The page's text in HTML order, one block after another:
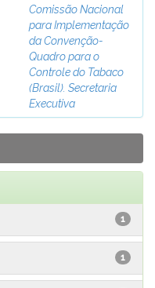
Comissão Nacional
para Implementação
da Convenção-
Quadro para o
Controle do Tabaco
(Brasil). Secretaria
Executiva
1
1